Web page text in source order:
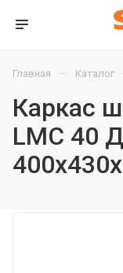
Главная — Каталог
Каркас
LMC 40